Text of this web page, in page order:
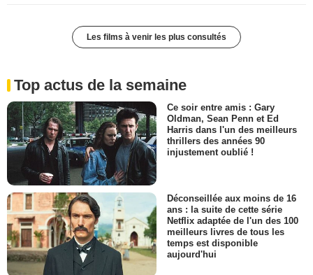
Les films à venir les plus consultés
Top actus de la semaine
Ce soir entre amis : Gary
Oldman, Sean Penn et Ed
Harris dans l'un des meilleurs
thrillers des années 90
injustement oublié !
Déconseillée aux moins de 16
ans : la suite de cette série
Netflix adaptée de l'un des 100
meilleurs livres de tous les
temps est disponible
aujourd'hui